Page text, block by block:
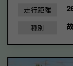
走行距離
種別